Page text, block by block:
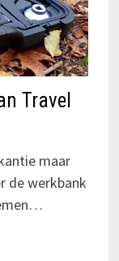
Travel
maar
de werkbank